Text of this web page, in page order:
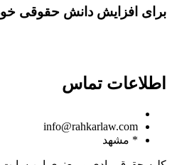
برای افزایش دانش حقوقی
اطلاعات تماس
info@rahkarlaw.com
* مشهد